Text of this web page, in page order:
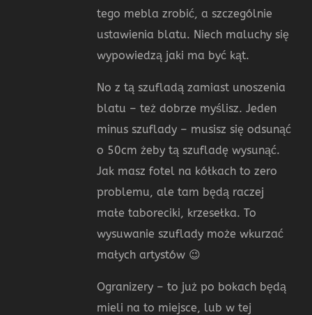
tego mebla zrobić, a szczególnie
ustawienia blatu. Niech maluchy się
wypowiedzą jaki ma być kąt.
No z tą szufladą zamiast unoszenia
blatu – też dobrze myślisz. Jeden
minus szuflady – musisz się odsunąć
o 50cm żeby tą szufladę wysunąć.
Jak masz fotel na kółkach to zero
problemu, ale tam będą raczej
małe taboreciki, krzesełka. To
wysuwanie szuflady może wkurzać
małych artystów 😉
Ogranizery – to już po bokach będą
mieli na to miejsce, lub w tej